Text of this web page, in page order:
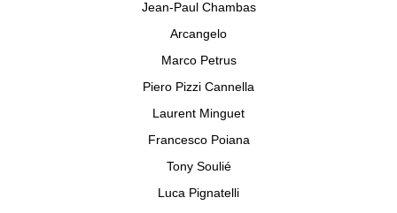
Jean-Paul Chambas
Arcangelo
Marco Petrus
Piero Pizzi Cannella
Laurent Minguet
Francesco Poiana
Tony Soulié
Luca Pignatelli